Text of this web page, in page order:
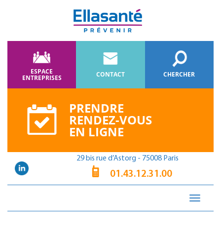
ESPACE
ENTREPRISES CONTACT CHERCHER
PRENDRE
RENDEZ-VOUS
EN LIGNE
29 bis rue d’Astorg - 75008 Paris
01.43.12.31.00
Toggle